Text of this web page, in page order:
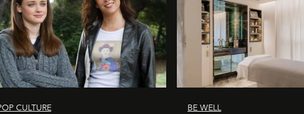
CULTURE BE WELL